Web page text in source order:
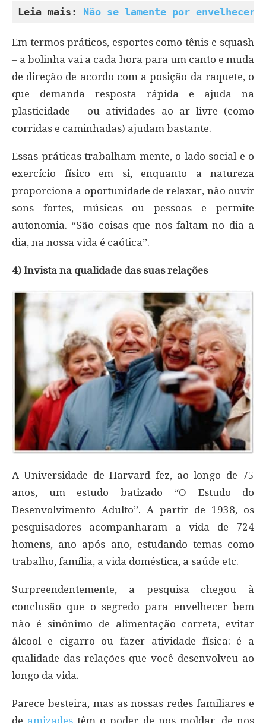
Leia mais: Não se lamente por
Em termos práticos, esportes como tênis e squash
– a bolinha vai a cada hora para um canto e muda
de direção de acordo com a posição da raquete, o
que demanda resposta rápida e ajuda na
plasticidade – ou atividades ao ar livre (como
corridas e caminhadas) ajudam bastante.
Essas práticas trabalham mente, o lado social e o
exercício físico em si, enquanto a natureza
proporciona a oportunidade de relaxar, não ouvir
sons fortes, músicas ou pessoas e permite
autonomia. “São coisas que nos faltam no dia a
dia, na nossa vida é caótica”.
4) Invista na qualidade das suas relações
A Universidade de Harvard fez, ao longo de 75
anos, um estudo batizado “O Estudo do
Desenvolvimento Adulto”. A partir de 1938, os
pesquisadores acompanharam a vida de 724
homens, ano após ano, estudando temas como
trabalho, família, a vida doméstica, a saúde etc.
Surpreendentemente, a pesquisa chegou à
conclusão que o segredo para envelhecer bem
não é sinônimo de alimentação correta, evitar
álcool e cigarro ou fazer atividade física: é a
qualidade das relações que você desenvolveu ao
longo da vida.
Parece besteira, mas as nossas redes familiares e
de amizadestêm o poder de nos moldar, de nos